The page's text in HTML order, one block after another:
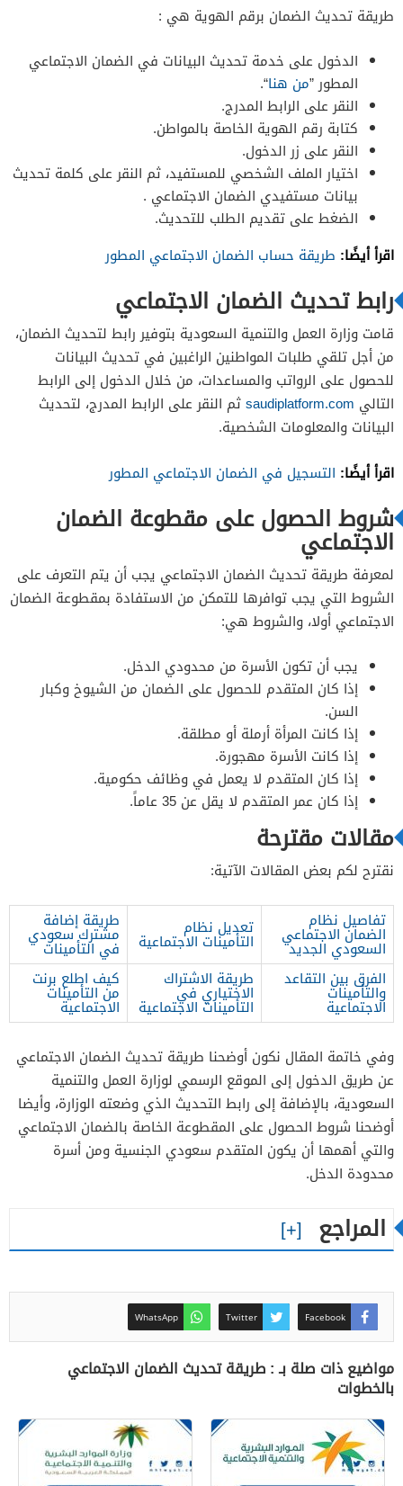
طريقة تحديث الضمان برقم الهوية هي :
الدخول على خدمة تحديث البيانات في الضمان الاجتماعي
المطور ‏”من هنا“.
النقر على الرابط المدرج.
كتابة رقم الهوية الخاصة بالمواطن.
النقر على زر الدخول.
اختيار الملف الشخصي للمستفيد، ثم النقر على كلمة تحديث
بيانات مستفيدي الضمان الاجتماعي .
الضغط على تقديم الطلب للتحديث.
اقرأ أيضًا: طريقة حساب الضمان الاجتماعي المطور
رابط تحديث الضمان الاجتماعي
قامت وزارة العمل والتنمية السعودية بتوفير رابط لتحديث الضمان،
من أجل تلقي طلبات المواطنين الراغبين في تحديث البيانات
للحصول على الرواتب والمساعدات، من خلال الدخول إلى الرابط
التالي saudiplatform.comثم النقر على الرابط المدرج، لتحديث
البيانات والمعلومات الشخصية.
اقرأ أيضًا: التسجيل في الضمان الاجتماعي المطور
شروط الحصول على مقطوعة الضمان
الاجتماعي
لمعرفة طريقة تحديث الضمان الاجتماعي يجب أن يتم التعرف على
الشروط التي يجب توافرها للتمكن من الاستفادة بمقطوعة الضمان
الاجتماعي أولا، والشروط هي:
يجب أن تكون الأسرة من محدودي الدخل.
إذا كان المتقدم للحصول على الضمان من الشيوخ وكبار
السن.
إذا كانت المرأة أرملة أو مطلقة.
إذا كانت الأسرة مهجورة.
إذا كان المتقدم لا يعمل في وظائف حكومية.
إذا كان عمر المتقدم لا يقل عن 35 عاماً.
مقالات مقترحة
نقترح لكم بعض المقالات الآتية:
تفاصيل نظام
الضمان الاجتماعي
السعودي الجديد
تعديل نظام
التأمينات الاجتماعية
طريقة إضافة
مشترك سعودي
في التأمينات
الفرق بين التقاعد
والتأمينات
الاجتماعية
طريقة الاشتراك
الاختياري في
التأمينات الاجتماعية
كيف اطلع برنت
من التأمينات
الاجتماعية
وفي خاتمة المقال نكون أوضحنا طريقة تحديث الضمان الاجتماعي
عن طريق الدخول إلى الموقع الرسمي لوزارة العمل والتنمية
السعودية، بالإضافة إلى رابط التحديث الذي وضعته الوزارة، وأيضا
أوضحنا شروط الحصول على المقطوعة الخاصة بالضمان الاجتماعي
والتي أهمها أن يكون المتقدم سعودي الجنسية ومن أسرة
محدودة الدخل.
المراجع
Facebook
Twitter
WhatsApp
مواضيع ذات صلة بـ : طريقة تحديث الضمان الاجتماعي
بالخطوات